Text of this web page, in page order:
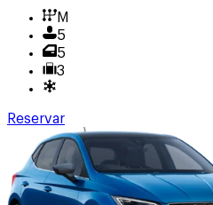
M
5
5
3
Reservar